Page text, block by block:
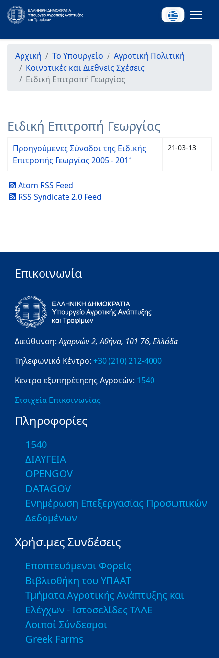
Αρχική Το Υπουργείο
Αγροτική Πολιτική
Κοινοτικές και Διεθνείς Σχέσεις
Ειδική Επιτροπή Γεωργίας
Ειδική Επιτροπή Γεωργίας
Προηγούμενες Σύνοδοι της Ειδικής
Επιτροπής Γεωργίας 2005 - 2011
21-03-13
Atom RSS Feed
RSS Syndicate 2.0 Feed
Επικοινωνία
Διεύθυνση:Αχαρνών 2,Αθήνα, 101 76, Ελλάδα
Τηλεφωνικό Κέντρο: +30 (210) 212-4000
Κέντρο εξυπηρέτησης Αγροτών: 1540
Στοιχεία Επικοινωνίας
Πληροφορίες
1540
ΔΙΑΥΓΕΙΑ
OPENGOV
DATAGOV
Ενημέρωση Επεξεργασίας Προσωπικών
Δεδομένων
Χρήσιμες Συνδέσεις
Εποπτευόμενοι Φορείς
Βιβλιοθήκη του ΥΠΑΑΤ
Τμήματα Αγροτικής Ανάπτυξης και
Ελέγχων - Ιστοσελίδες ΤΑΑΕ
Λοιποί Σύνδεσμοι
Greek Farms